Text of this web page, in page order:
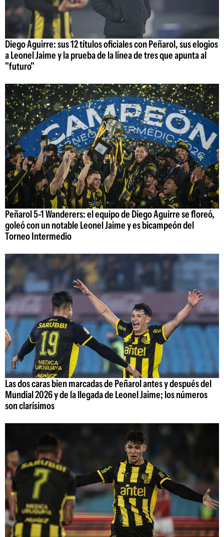
Diego Aguirre: sus 12 títulos oficiales con Peñarol, sus elogios
a Leonel Jaime y la prueba de la línea de tres que apunta al
"futuro"
Peñarol 5-1 Wanderers: el equipo de Diego Aguirre se floreó,
goleó con un notable Leonel Jaime y es bicampeón del
Torneo Intermedio
Las dos caras bien marcadas de Peñarol antes y después del
Mundial 2026 y de la llegada de Leonel Jaime; los números
son clarísimos